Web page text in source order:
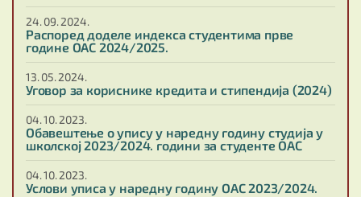
24. 09. 2024.
Распоред доделе индекса студентима прве
године ОАС 2024/2025.
13. 05. 2024.
Уговор за кориснике кредита и стипендија (2024)
04. 10. 2023.
Обавештење о упису у наредну годину студија у
школској 2023/2024. години за студенте ОАС
04. 10. 2023.
Услови уписа у наредну годину ОАС 2023/2024.